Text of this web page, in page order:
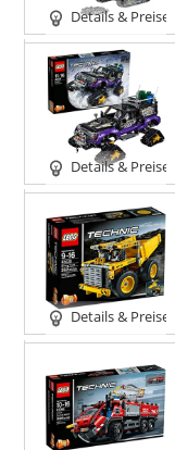
Details & Preise
Details & Preise
Details & Preise